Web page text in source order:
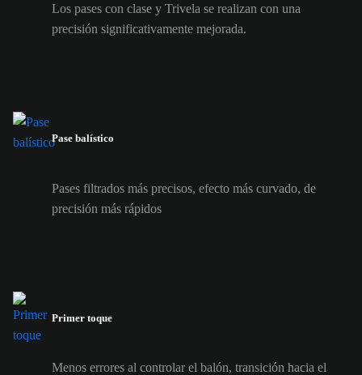
Los pases con clase y Trivela se realizan con una
precisión significativamente mejorada.
Pase balístico
Pases filtrados más precisos, efecto más curvado, de
precisión más rápidos
Primer toque
Menos errores al controlar el balón, transición hacia el